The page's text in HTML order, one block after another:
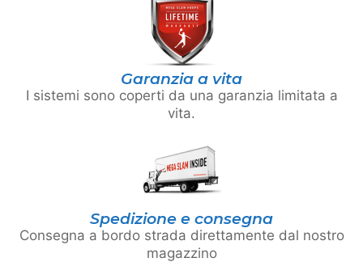
Garanzia a vita
I sistemi sono coperti da una garanzia limitata a
vita.
Spedizione e consegna
Consegna a bordo strada direttamente dal nostro
magazzino